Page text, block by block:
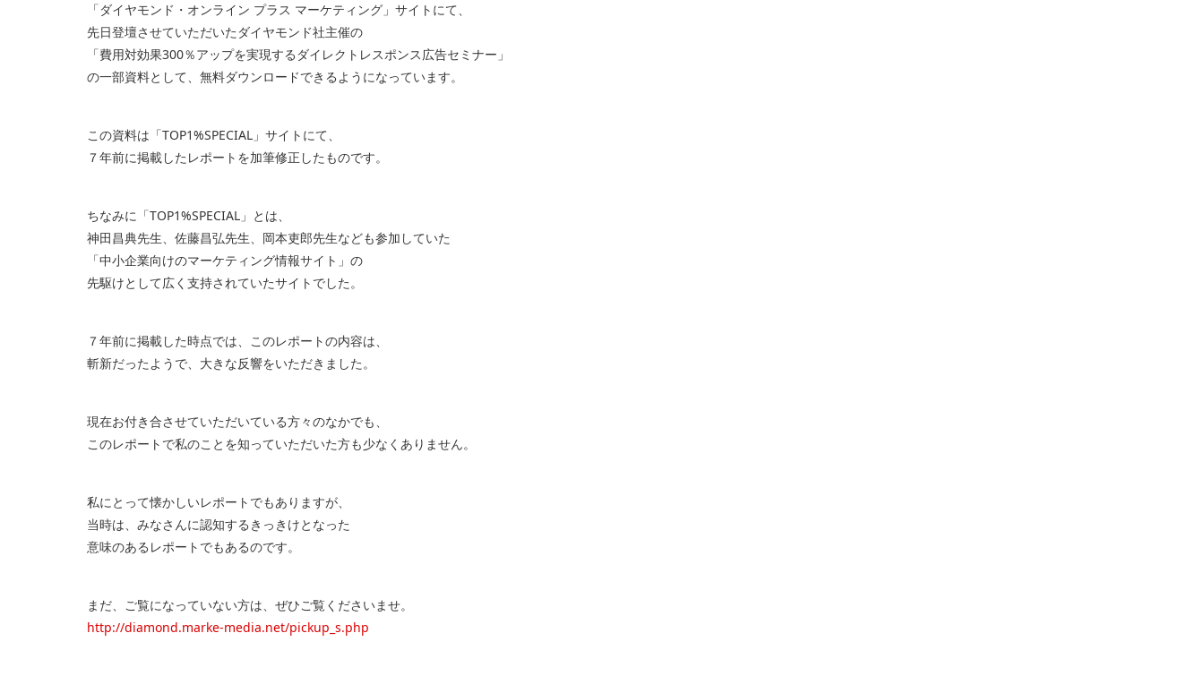
「ダイヤモンド・オンライン プラス マーケティング」サイトにて、
先日登壇させていただいたダイヤモンド社主催の
「費用対効果300％アップを実現するダイレクトレスポンス広告セミナー」
の一部資料として、無料ダウンロードできるようになっています。
この資料は「TOP1%SPECIAL」サイトにて、
７年前に掲載したレポートを加筆修正したものです。
ちなみに「TOP1%SPECIAL」とは、
神田昌典先生、佐藤昌弘先生、岡本吏郎先生なども参加していた
「中小企業向けのマーケティング情報サイト」の
先駆けとして広く支持されていたサイトでした。
７年前に掲載した時点では、このレポートの内容は、
斬新だったようで、大きな反響をいただきました。
現在お付き合させていただいている方々のなかでも、
このレポートで私のことを知っていただいた方も少なくありません。
私にとって懐かしいレポートでもありますが、
当時は、みなさんに認知するきっきけとなった
意味のあるレポートでもあるのです。
まだ、ご覧になっていない方は、ぜひご覧くださいませ。
http://diamond.marke-media.net/pickup_s.php